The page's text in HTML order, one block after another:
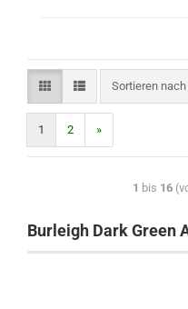
Sortieren nach
1 2 »
1 bis 16
Burleigh Dark Green